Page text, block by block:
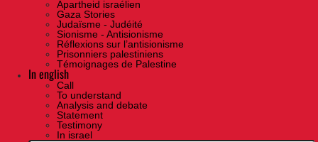
Apartheid israélien
Gaza Stories
Judaïsme - Judéité
Sionisme - Antisionisme
Réflexions sur l’antisionisme
Prisonniers palestiniens
Témoignages de Palestine
In english
Call
To understand
Analysis and debate
Statement
Testimony
In israel